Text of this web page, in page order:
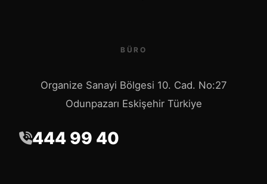
BÜRO
Organize Sanayi Bölgesi 10. Cad. No:27
Odunpazarı Eskişehir Türkiye
444 99 40